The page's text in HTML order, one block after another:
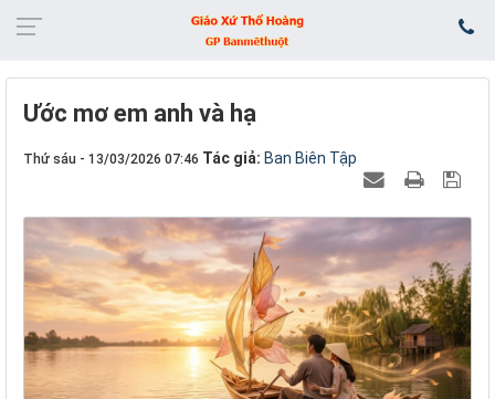
​​​​​​​Ước mơ em anh và hạ
Thứ sáu - 13/03/2026 07:46 Tác giả: Ban Biên Tập